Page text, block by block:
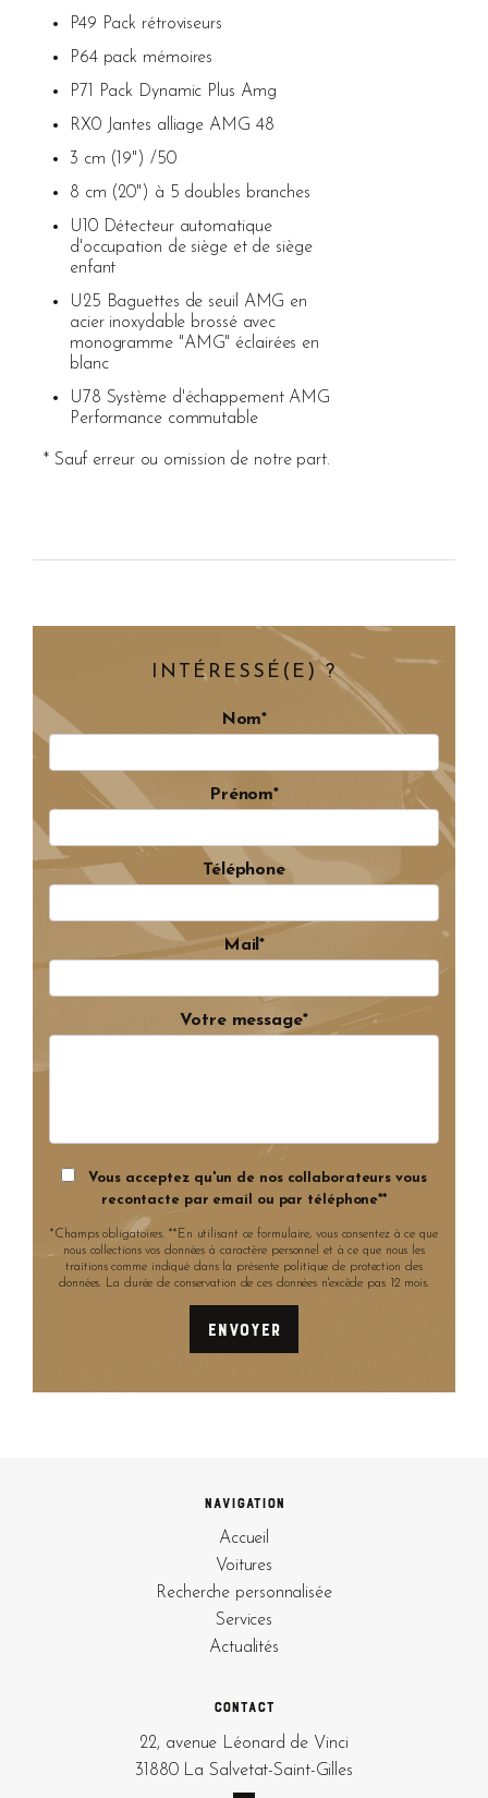
P49 Pack rétroviseurs
P64 pack mémoires
P71 Pack Dynamic Plus Amg
RX0 Jantes alliage AMG 48
3 cm (19") /50
8 cm (20") à 5 doubles branches
U10 Détecteur automatique
d'occupation de siège et de siège
enfant
U25 Baguettes de seuil AMG en
acier inoxydable brossé avec
monogramme "AMG" éclairées en
blanc
U78 Système d'échappement AMG
Performance commutable
* Sauf erreur ou omission de notre part.
INTÉRESSÉ(E) ?
Nom*
Prénom*
Téléphone
Mail*
Votre message*
Vous acceptez qu'un de nos collaborateurs vous
recontacte par email ou par téléphone**
*Champs obligatoires. **En utilisant ce formulaire, vous consentez à ce que
nous collections vos données à caractère personnel et à ce que nous les
traitions comme indiqué dans la présente politique de protection des
données. La durée de conservation de ces données n'excède pas 12 mois.
Navigation
Accueil
Voitures
Recherche personnalisée
Services
Actualités
Contact
22, avenue Léonard de Vinci
31880 La Salvetat-Saint-Gilles